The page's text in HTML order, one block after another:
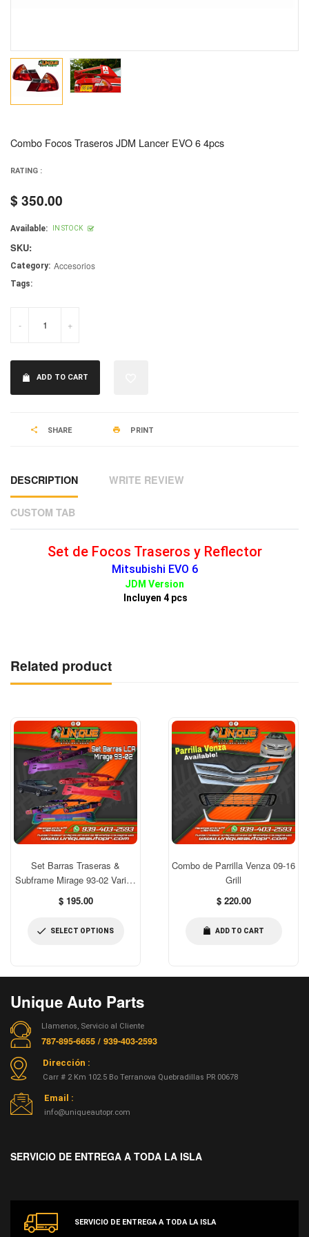
Combo Focos Traseros JDM Lancer EVO 6 4pcs
RATING :
Regular
price
$ 350.00
Available: IN STOCK
SKU:
Category: Accesorios
Tags:
- +
ADD TO CART
SHARE PRINT
DESCRIPTION WRITE REVIEW
CUSTOM TAB
Set de Focos Traseros y Reflector
Mitsubishi EVO 6
JDM Version
Incluyen 4 pcs
Related product
Set Barras Traseras &
Subframe Mirage 93-02 Varios
Colores
Regular
$ 195.00
SELECT OPTIONS
Combo de Parrilla Venza 09-16
Grill
Regular
$ 220.00
ADD TO CART
Unique Auto Parts
Llamenos, Servicio al Cliente
787-895-6655 / 939-403-2593
Dirección :
Carr # 2 Km 102.5 Bo Terranova Quebradillas PR 00678
Email :
info@uniqueautopr.com
SERVICIO DE ENTREGA A TODA LA ISLA
SERVICIO DE ENTREGA A TODA LA ISLA